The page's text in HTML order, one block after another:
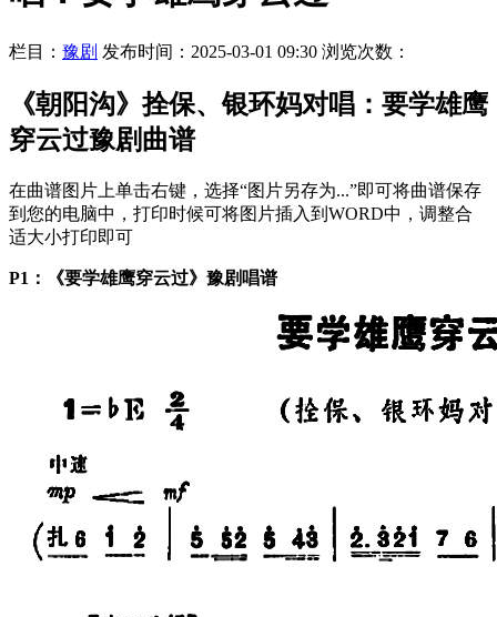
栏目： 豫剧 发布时间：2025-03-01 09:30 浏览次数：
《朝阳沟》拴保、银环妈对唱：要学雄鹰
穿云过豫剧曲谱
在曲谱图片上单击右键，选择“图片另存为...”即可将曲谱保存
到您的电脑中，打印时候可将图片插入到WORD中，调整合
适大小打印即可
P1：《要学雄鹰穿云过》豫剧唱谱